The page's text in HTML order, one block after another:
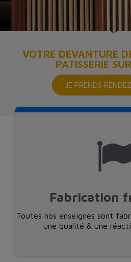
VOTRE DEVANTURE
PATISSERIE
JE PRENDS
Fabrication
Toutes nos enseignes sont
une qualité & une